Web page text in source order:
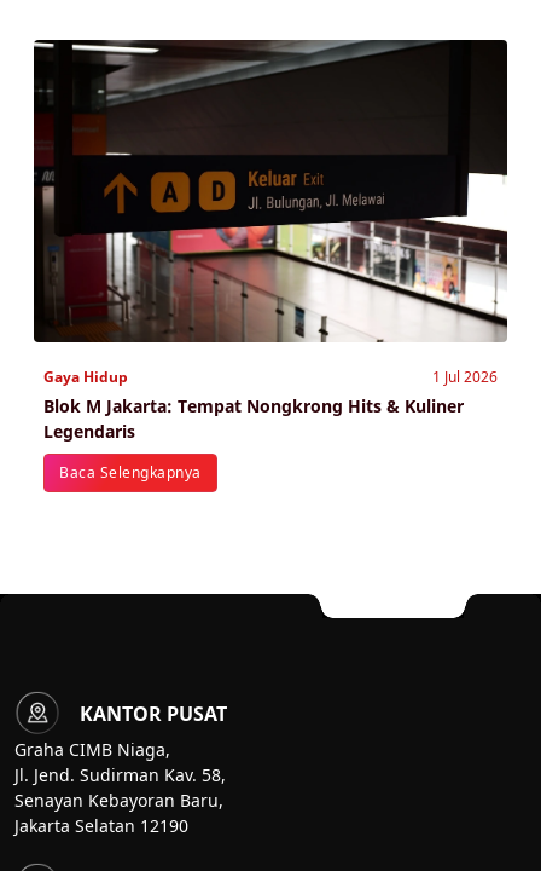
Gaya Hidup 1 Jul 2026
Blok M Jakarta: Tempat Nongkrong Hits & Kuliner
Legendaris
Baca Selengkapnya
KANTOR PUSAT
Graha CIMB Niaga,
Jl. Jend. Sudirman Kav. 58,
Senayan Kebayoran Baru,
Jakarta Selatan 12190